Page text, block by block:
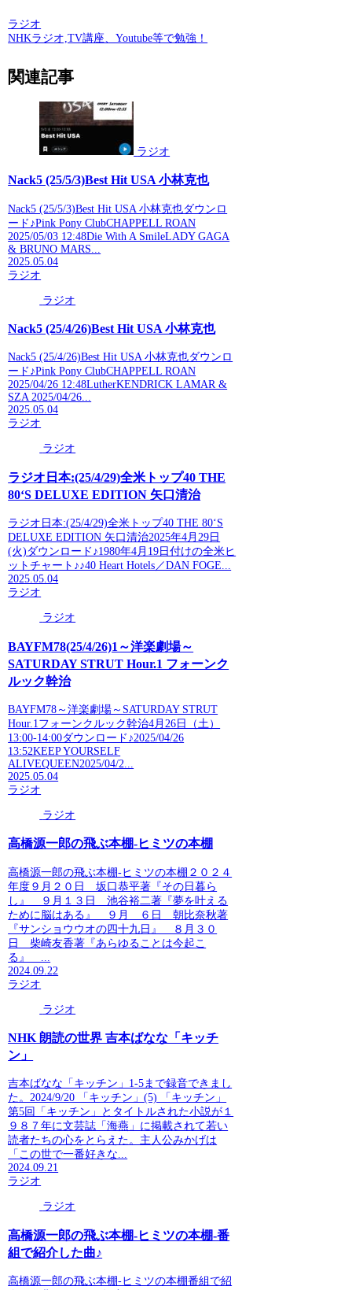
ラジオ
NHKラジオ,TV講座、Youtube等で勉強！
関連記事
ラジオ
Nack5 (25/5/3)Best Hit USA 小林克也
Nack5 (25/5/3)Best Hit USA 小林克也ダウンロ
ード♪Pink Pony ClubCHAPPELL ROAN
2025/05/03 12:48Die With A SmileLADY GAGA
& BRUNO MARS...
2025.05.04
ラジオ
ラジオ
Nack5 (25/4/26)Best Hit USA 小林克也
Nack5 (25/4/26)Best Hit USA 小林克也ダウンロ
ード♪Pink Pony ClubCHAPPELL ROAN
2025/04/26 12:48LutherKENDRICK LAMAR &
SZA 2025/04/26...
2025.05.04
ラジオ
ラジオ
ラジオ日本:(25/4/29)全米トップ40 THE
80‘S DELUXE EDITION 矢口清治
ラジオ日本:(25/4/29)全米トップ40 THE 80‘S
DELUXE EDITION 矢口清治2025年4月29日
(火)ダウンロード♪1980年4月19日付けの全米ヒ
ットチャート♪♪40 Heart Hotels／DAN FOGE...
2025.05.04
ラジオ
ラジオ
BAYFM78(25/4/26)1～洋楽劇場～
SATURDAY STRUT Hour.1 フォーンク
ルック幹治
BAYFM78～洋楽劇場～SATURDAY STRUT
Hour.1フォーンクルック幹治4月26日（土）
13:00-14:00ダウンロード♪2025/04/26
13:52KEEP YOURSELF
ALIVEQUEEN2025/04/2...
2025.05.04
ラジオ
ラジオ
高橋源一郎の飛ぶ本棚-ヒミツの本棚
高橋源一郎の飛ぶ本棚-ヒミツの本棚２０２４
年度９月２０日 坂口恭平著『その日暮ら
し』 ９月１３日 池谷裕二著『夢を叶える
ために脳はある』 ９月 ６日 朝比奈秋著
『サンショウウオの四十九日』 ８月３０
日 柴崎友香著『あらゆることは今起こ
る』 ...
2024.09.22
ラジオ
ラジオ
NHK 朗読の世界 吉本ばなな「キッチ
ン」
吉本ばなな「キッチン」1-5まで録音できまし
た。2024/9/20 「キッチン」(5) 「キッチン」
第5回「キッチン」とタイトルされた小説が１
９８７年に文芸誌「海燕」に掲載されて若い
読者たちの心をとらえた。主人公みかげは
「この世で一番好きな...
2024.09.21
ラジオ
ラジオ
高橋源一郎の飛ぶ本棚-ヒミツの本棚-番
組で紹介した曲♪
高橋源一郎の飛ぶ本棚-ヒミツの本棚番組で紹